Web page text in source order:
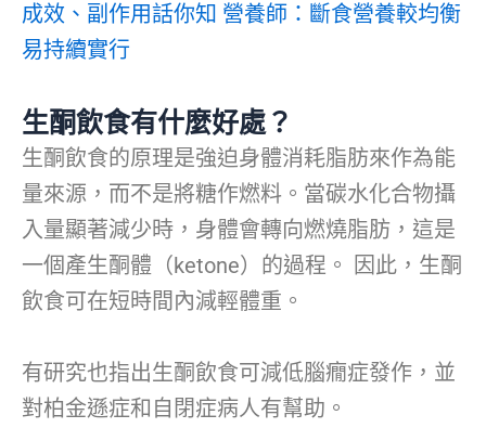
成效、副作用話你知 營養師：斷食營養較均衡
易持續實行
生酮飲食有什麼好處？
生酮飲食的原理是強迫身體消耗脂肪來作為能
量來源，而不是將糖作燃料。當碳水化合物攝
入量顯著減少時，身體會轉向燃燒脂肪，這是
一個產生酮體（ketone）的過程。 因此，生酮
飲食可在短時間內減輕體重。
有研究也指出生酮飲食可減低腦癇症發作，並
對柏金遜症和自閉症病人有幫助。